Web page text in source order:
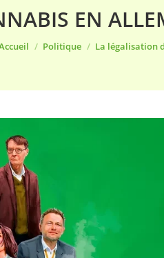
EN
Politique La légalisation